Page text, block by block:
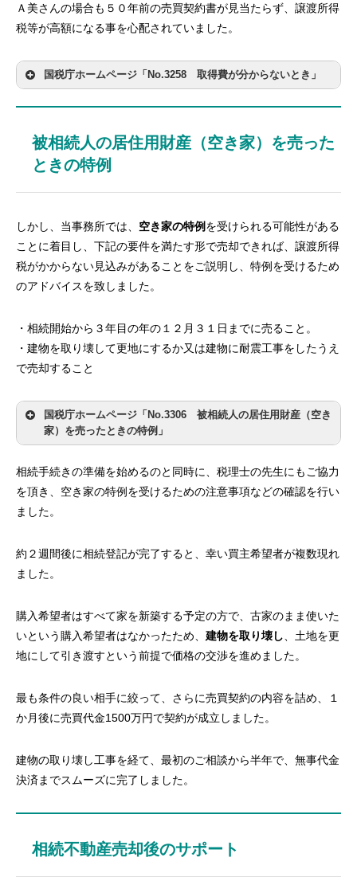
長期譲渡所得 15％ 15％
Ａ美さんの場合も５０年前の売買契約書が見当たらず、譲渡所得
税等が高額になる事を心配されていました。
国税庁ホームページ「No.3258 取得費が分からないとき」
被相続人の居住用財産（空き家）を売った
ときの特例
しかし、当事務所では、 空き家の特例を受けられる可能性がある
ことに着目し、下記の要件を満たす形で売却できれば、譲渡所得
税がかからない見込みがあることをご説明し、特例を受けるため
のアドバイスを致しました。
・相続開始から３年目の年の１２月３１日までに売ること。
・建物を取り壊して更地にするか又は建物に耐震工事をしたうえ
で売却すること
国税庁ホームページ「No.3306 被相続人の居住用財産（空き
家）を売ったときの特例」
相続手続きの準備を始めるのと同時に、税理士の先生にもご協力
を頂き、空き家の特例を受けるための注意事項などの確認を行い
ました。
約２週間後に相続登記が完了すると、幸い買主希望者が複数現れ
ました。
購入希望者はすべて家を新築する予定の方で、古家のまま使いた
いという購入希望者はなかったため、 建物を取り壊し 、土地を更
地にして引き渡すという前提で価格の交渉を進めました。
最も条件の良い相手に絞って、さらに売買契約の内容を詰め、１
か月後に売買代金1500万円で契約が成立しました。
建物の取り壊し工事を経て、最初のご相談から半年で、無事代金
決済までスムーズに完了しました。
相続不動産売却後のサポート